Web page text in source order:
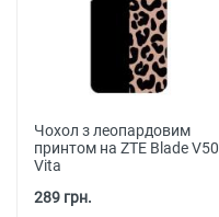
Чохол з леопардовим
принтом на ZTE Blade V50
Vita
289 грн.